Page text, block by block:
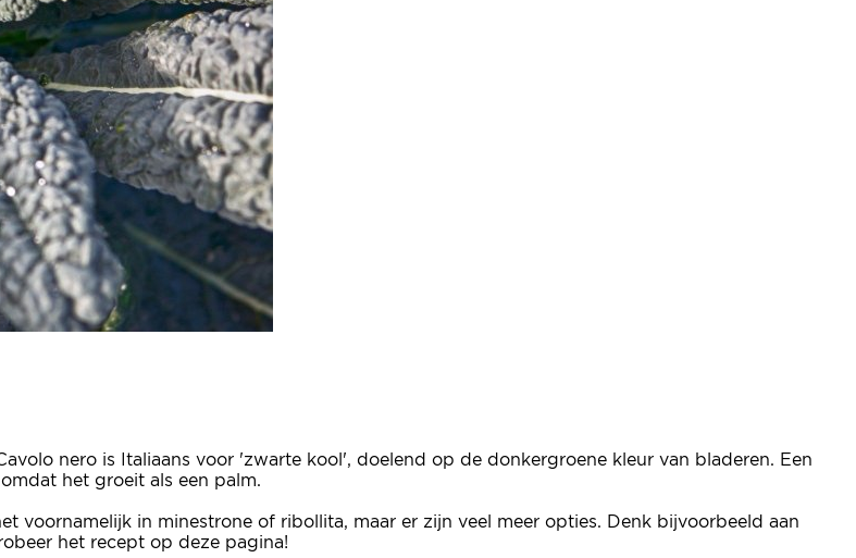
nero is Italiaans voor 'zwarte kool', doelend op de donkergroene kleur van bladeren. Een
het groeit als een palm.
voornamelijk in minestrone of ribollita, maar er zijn veel meer opties. Denk bijvoorbeeld aan
het recept op deze pagina!